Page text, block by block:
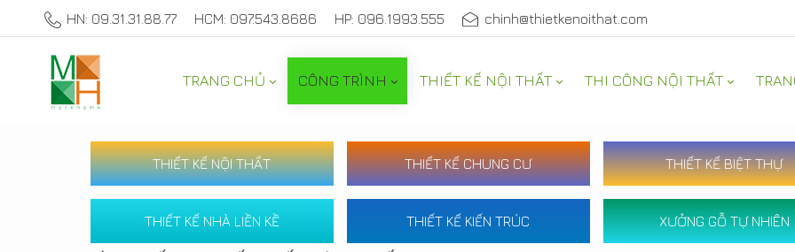
HN: 09.31.31.88.77 HCM: 097.543.8686 HP: 096.1993.555 chinh@thietkenoithat.com
TRANG CHỦ CÔNG TRÌNH THIẾT KẾ NỘI THẤT THI CÔNG NỘI THẤT
THIẾT KẾ NỘI THẤT THIẾT KẾ CHUNG CƯ THIẾT KẾ BIỆT THỰ
THIẾT KẾ NHÀ LIỀN KỀ THIẾT KẾ KIẾN TRÚC XƯỞNG GỖ TỰ NHIÊN